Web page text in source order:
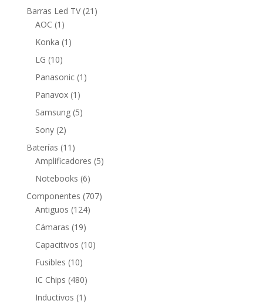
productos
Barras Led TV 21 21
AOC 1 1
producto
Konka 1 1
LG 1010
productos
Panasonic 1 1
Panavox 1 1
producto
Samsung 55
Sony 22
productos
Baterías 11 11
productos
Amplificadores 55
Notebooks 66
productos
Componentes 707707
Antiguos 124124
Cámaras 1919
productos
Capacitivos 1010
Fusibles 1010
productos
IC Chips 480480
productos
Inductivos 1 1